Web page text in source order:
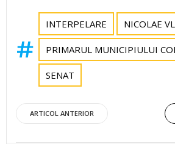
INTERPELARE NICOLAE
PRIMARUL MUNICIPIULUI
SENAT
Post
ARTICOL ANTERIOR